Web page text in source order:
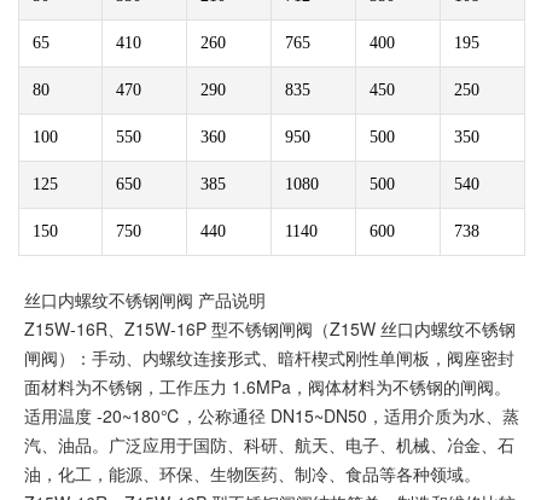
65 410 260 765 400 195
80 470 290 835 450 250
100 550 360 950 500 350
125 650 385 1080 500 540
150 750 440 1140 600 738
丝口内螺纹不锈钢闸阀 产品说明
Z15W-16R、Z15W-16P 型不锈钢闸阀（Z15W 丝口内螺纹不锈钢
闸阀）：手动、内螺纹连接形式、暗杆楔式刚性单闸板，阀座密封
面材料为不锈钢，工作压力 1.6MPa，阀体材料为不锈钢的闸阀。
适用温度 -20~180℃，公称通径 DN15~DN50，适用介质为水、蒸
汽、油品。广泛应用于国防、科研、航天、电子、机械、冶金、石
油，化工，能源、环保、生物医药、制冷、食品等各种领域。